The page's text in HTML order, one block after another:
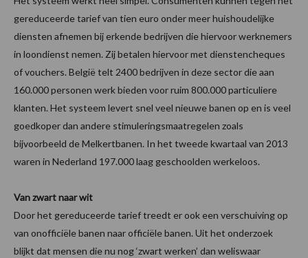
gereduceerde tarief van tien euro onder meer huishoudelijke
diensten afnemen bij erkende bedrijven die hiervoor werknemers
in loondienst nemen. Zij betalen hiervoor met dienstencheques
of vouchers. België telt 2400 bedrijven in deze sector die aan
160.000 personen werk bieden voor ruim 800.000 particuliere
klanten. Het systeem levert snel veel nieuwe banen op en is veel
goedkoper dan andere stimuleringsmaatregelen zoals
bijvoorbeeld de Melkertbanen. In het tweede kwartaal van 2013
waren in Nederland 197.000 laag geschoolden werkeloos.
Van zwart naar wit
Door het gereduceerde tarief treedt er ook een verschuiving op
van onofficiële banen naar officiële banen. Uit het onderzoek
blijkt dat mensen die nu nog ‘zwart werken’ dan weliswaar